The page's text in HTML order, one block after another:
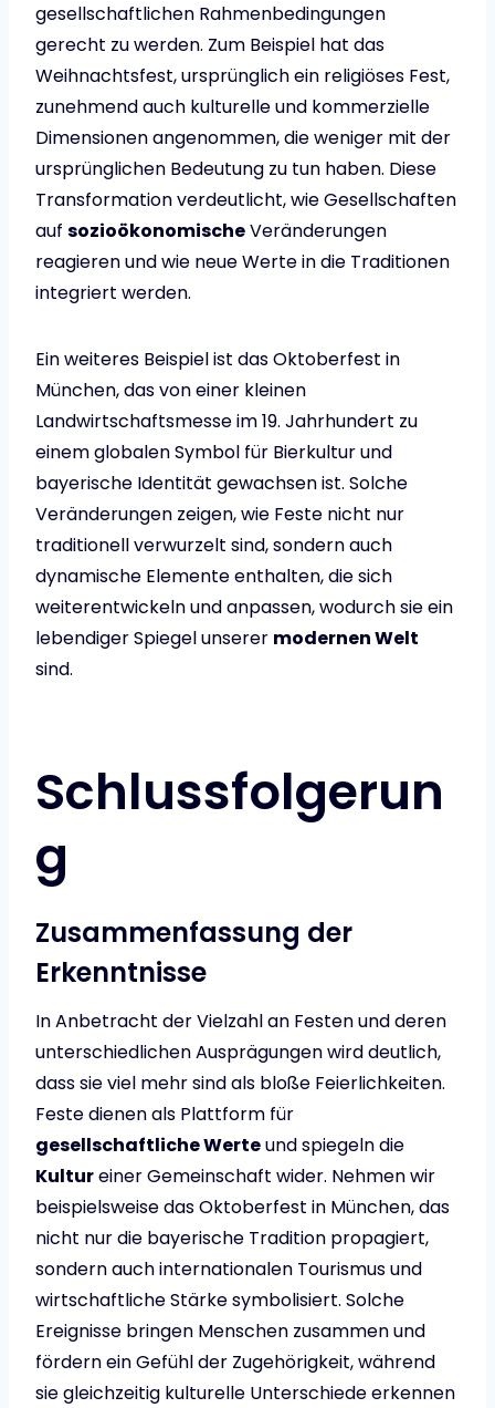
gesellschaftlichen Rahmenbedingungen
gerecht zu werden. Zum Beispiel hat das
Weihnachtsfest, ursprünglich ein religiöses Fest,
zunehmend auch kulturelle und kommerzielle
Dimensionen angenommen, die weniger mit der
ursprünglichen Bedeutung zu tun haben. Diese
Transformation verdeutlicht, wie Gesellschaften
auf sozioökonomischeVeränderungen
reagieren und wie neue Werte in die Traditionen
integriert werden.
Ein weiteres Beispiel ist das Oktoberfest in
München, das von einer kleinen
Landwirtschaftsmesse im 19. Jahrhundert zu
einem globalen Symbol für Bierkultur und
bayerische Identität gewachsen ist. Solche
Veränderungen zeigen, wie Feste nicht nur
traditionell verwurzelt sind, sondern auch
dynamische Elemente enthalten, die sich
weiterentwickeln und anpassen, wodurch sie ein
lebendiger Spiegel unserer modernen Welt
sind.
Schlussfolgerun
g
Zusammenfassung der
Erkenntnisse
In Anbetracht der Vielzahl an Festen und deren
unterschiedlichen Ausprägungen wird deutlich,
dass sie viel mehr sind als bloße Feierlichkeiten.
Feste dienen als Plattform für
gesellschaftliche Werteund spiegeln die
Kultureiner Gemeinschaft wider. Nehmen wir
beispielsweise das Oktoberfest in München, das
nicht nur die bayerische Tradition propagiert,
sondern auch internationalen Tourismus und
wirtschaftliche Stärke symbolisiert. Solche
Ereignisse bringen Menschen zusammen und
fördern ein Gefühl der Zugehörigkeit, während
sie gleichzeitig kulturelle Unterschiede erkennen